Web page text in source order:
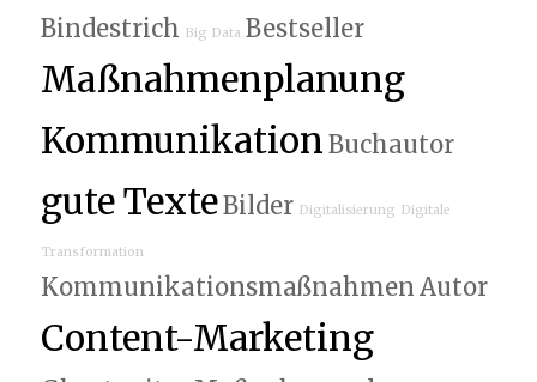
Bindestrich Big Data Bestseller
Maßnahmenplanung
Kommunikation Buchautor
gute TexteBilder Digitalisierung Digitale
Transformation
Kommunikationsmaßnahmen Autor
Content-Marketing